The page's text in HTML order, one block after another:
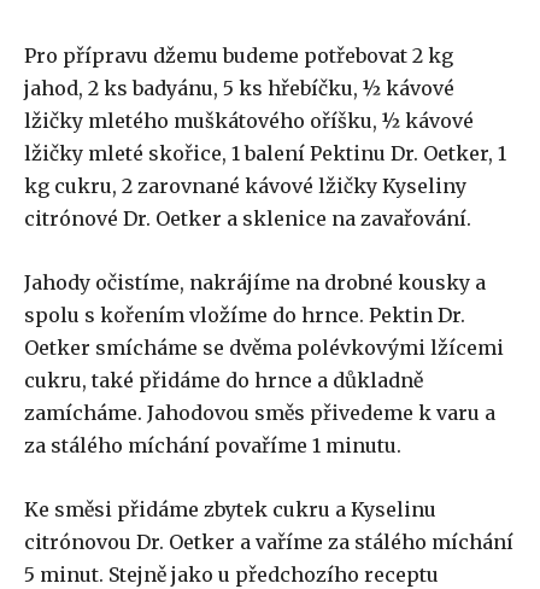
Pro přípravu džemu budeme potřebovat 2 kg
jahod, 2 ks badyánu, 5 ks hřebíčku, ½ kávové
lžičky mletého muškátového oříšku, ½ kávové
lžičky mleté skořice, 1 balení Pektinu Dr. Oetker, 1
kg cukru, 2 zarovnané kávové lžičky Kyseliny
citrónové Dr. Oetker a sklenice na zavařování.
Jahody očistíme, nakrájíme na drobné kousky a
spolu s kořením vložíme do hrnce. Pektin Dr.
Oetker smícháme se dvěma polévkovými lžícemi
cukru, také přidáme do hrnce a důkladně
zamícháme. Jahodovou směs přivedeme k varu a
za stálého míchání povaříme 1 minutu.
Ke směsi přidáme zbytek cukru a Kyselinu
citrónovou Dr. Oetker a vaříme za stálého míchání
5 minut. Stejně jako u předchozího receptu